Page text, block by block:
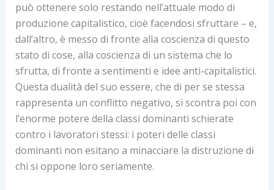
può ottenere solo restando nell’attuale modo di
produzione capitalistico, cioè facendosi sfruttare – e,
dall’altro, è messo di fronte alla coscienza di questo
stato di cose, alla coscienza di un sistema che lo
sfrutta, di fronte a sentimenti e idee anti-capitalistici.
Questa dualità del suo essere, che di per se stessa
rappresenta un conflitto negativo, si scontra poi con
l’enorme potere della classi dominanti schierate
contro i lavoratori stessi: i poteri delle classi
dominanti non esitano a minacciare la distruzione di
chi si oppone loro seriamente.